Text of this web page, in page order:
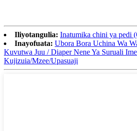
Iliyotangulia: Inatumika chini ya pedi
Inayofuata: Ubora Bora Uchina Wa
Kuvutwa Juu / Diaper Nene Ya Suruali
Kujizuia/Mzee/Upasuaji